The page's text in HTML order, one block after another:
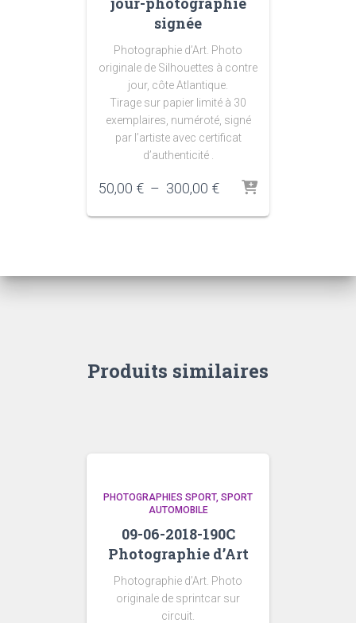
signée
Photographie d’Art. Photo
originale de Silhouettes à contre
jour, côte Atlantique.
Tirage sur papier limité à 30
exemplaires, numéroté, signé
par l’artiste avec certificat
d’authenticité .
50,00 € – 300,00 €Plage
prix :
Produits similaires
PHOTOGRAPHIES SPORT SPORT
AUTOMOBILE
09-06-2018-190C
Photographie d’Art
Photographie d’Art. Photo
originale de sprintcar sur
circuit.